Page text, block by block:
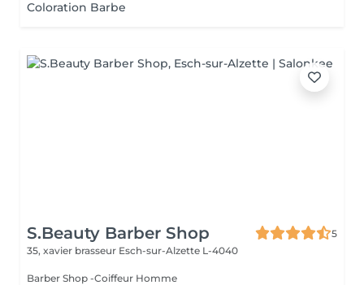
Coloration Barbe
S.Beauty Barber Shop
5
35, xavier brasseur Esch-sur-Alzette L-4040
Barber Shop -Coiffeur Homme